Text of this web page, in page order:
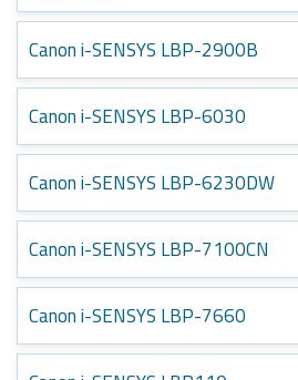
Canon i-SENSYS LBP-2900B
Canon i-SENSYS LBP-6030
Canon i-SENSYS LBP-6230DW
Canon i-SENSYS LBP-7100CN
Canon i-SENSYS LBP-7660